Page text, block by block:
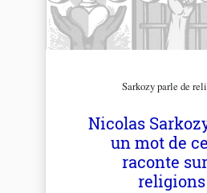
Sarkozy parle de
Nicolas
un mot de
raconte
religions